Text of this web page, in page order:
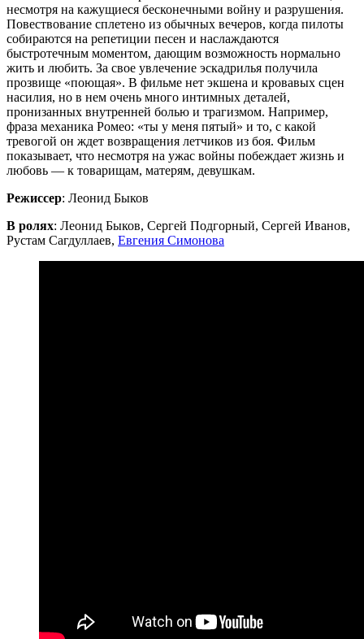
несмотря на кажущиеся бесконечными войну и разрушения.
Повествование сплетено из обычных вечеров, когда пилоты
собираются на репетиции песен и наслаждаются
быстротечным моментом, дающим возможность нормально
жить и любить. За свое увлечение эскадрилья получила
прозвище «поющая». В фильме нет экшена и кровавых сцен
насилия, но в нем очень много интимных деталей,
пронизанных внутренней болью и трагизмом. Например,
фраза механика Ромео: «ты у меня пятый» и то, с какой
тревогой он ждет возвращения летчиков из боя. Фильм
показывает, что несмотря на ужас войны побеждает жизнь и
любовь — к товарищам, матерям, девушкам.
Режиссер: Леонид Быков
В ролях: Леонид Быков, Сергей Подгорный, Сергей Иванов,
Рустам Сагдуллаев, Евгения Симонова